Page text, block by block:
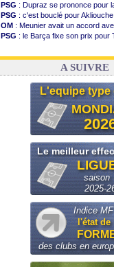
PSG : Dupraz se prononce pour
PSG : c'est bouclé pour Akliouche
OM : Meunier avait un accord
PSG : le Barça fixe son prix pour
Barça: Torres souhaite rejoindre
A SUIVRE
L'equipe type
Le meilleur
saison
2025-
Indice
l'état de
des clubs en